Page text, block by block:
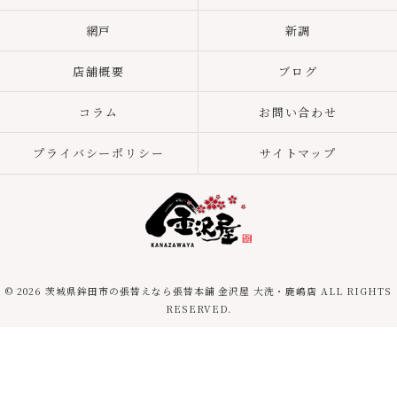
網戸 新調
店舗概要 ブログ
コラム お問い合わせ
プライバシーポリシー サイトマップ
© 2026 茨城県鉾田市の張替えなら張替本舗 金沢屋 大洗・鹿嶋店 ALL RIGHTS
RESERVED.